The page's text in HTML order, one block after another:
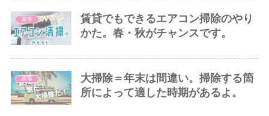
家事
賃貸でもできるエアコン掃除のやり
かた。春・秋がチャンスです。
家事
大掃除＝年末は間違い。掃除する箇
所によって適した時期があるよ。